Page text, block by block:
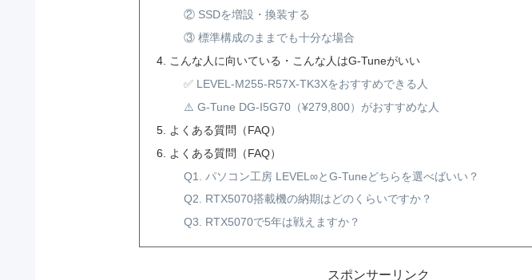
② SSDを増設・換装する
③ 標準構成のままでも十分な場合
こんな人に向いている・こんな人はG-Tuneがいい
✅ LEVEL-M255-R57X-TK3Xをおすすめできる人
⚠️ G-Tune DG-I5G70（¥279,800）がおすすめな人
よくある質問（FAQ）
よくある質問（FAQ）
Q1. パソコン工房 LEVEL∞とG-Tuneどちらを選べばいい？
Q2. RTX5070搭載機の納期はどのくらいですか？
Q3. RTX5070で5年は戦えますか？
スポンサーリンク